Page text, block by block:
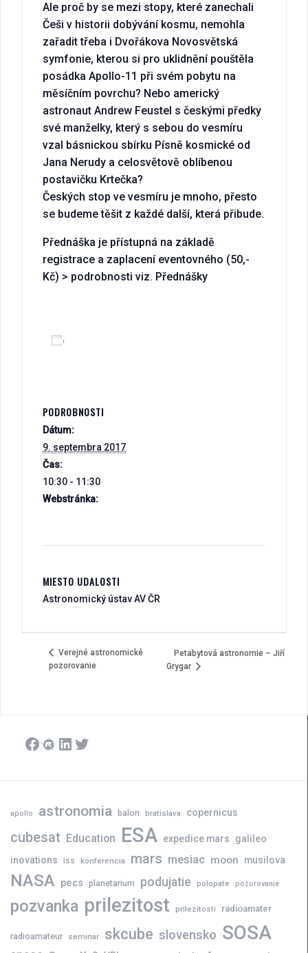
Ale proč by se mezi stopy, které zanechali
Češi v historii dobývání kosmu, nemohla
zařadit třeba i Dvořákova Novosvětská
symfonie, kterou si pro uklidnění pouštěla
posádka Apollo-11 při svém pobytu na
měsíčním povrchu? Nebo americký
astronaut Andrew Feustel s českými předky
své manželky, který s sebou do vesmíru
vzal básnickou sbírku Písně kosmické od
Jana Nerudy a celosvětově oblíbenou
postavičku Krtečka?
Českých stop ve vesmíru je mnoho, přesto
se budeme těšit z každé další, která přibude.
Přednáška je přístupná na základě
registrace a zaplacení eventovného (50,-
Kč) > podrobnosti viz. Přednášky
PODROBNOSTI
Dátum:
9. septembra 2017
Čas:
10:30 - 11:30
Webstránka:
MIESTO UDALOSTI
Astronomický ústav AV ČR
Verejné astronomické
pozorovanie
Petabytová astronomie – Jiří
Grygar
Facebook
Meetup
LinkedIn
Twitter
apollo astronomia balon bratislava copernicus
cubesat Education ESA expedice mars
galileo
inovations iss konferencia mars mesiac moon musilova
NASA pecs planetarium podujatie polopate pozorovanie
pozvanka prilezitost prilezitosti radioamater
radioamateur seminar skcube slovensko SOSA